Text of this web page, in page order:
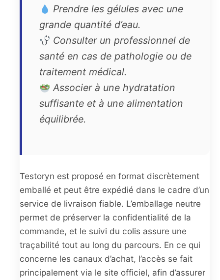
Prendre les gélules avec une
grande quantité d’eau.
Consulter un professionnel de
santé en cas de pathologie ou de
traitement médical.
Associer à une hydratation
suffisante et à une alimentation
équilibrée.
Testoryn est proposé en format discrètement
emballé et peut être expédié dans le cadre d’un
service de livraison fiable. L’emballage neutre
permet de préserver la confidentialité de la
commande, et le suivi du colis assure une
traçabilité tout au long du parcours. En ce qui
concerne les canaux d’achat, l’accès se fait
principalement via le site officiel, afin d’assurer